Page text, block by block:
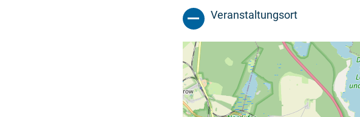
Veranstaltungsort